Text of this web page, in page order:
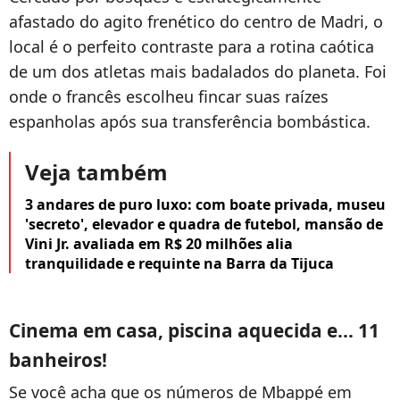
afastado do agito frenético do centro de Madri, o
local é o perfeito contraste para a rotina caótica
de um dos atletas mais badalados do planeta. Foi
onde o francês escolheu fincar suas raízes
espanholas após sua transferência bombástica.
Veja também
3 andares de puro luxo: com boate privada, museu
'secreto', elevador e quadra de futebol, mansão de
Vini Jr. avaliada em R$ 20 milhões alia
tranquilidade e requinte na Barra da Tijuca
Cinema em casa, piscina aquecida e... 11
banheiros!
Se você acha que os números de Mbappé em